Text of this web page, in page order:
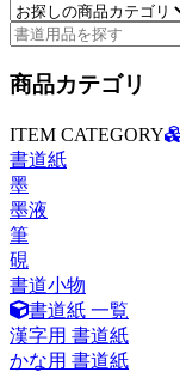
商品カテゴリ
ITEM CATEGORY
書道紙
墨
墨液
筆
硯
書道小物
書道紙 一覧
漢字用 書道紙
かな用 書道紙